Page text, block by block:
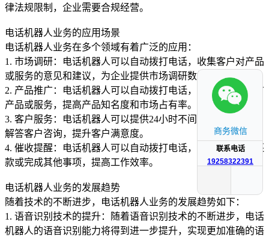
律法规限制，企业需要合规经营。
电话机器人业务的应用场景
电话机器人业务在多个领域有着广泛的应用：
1. 市场调研：电话机器人可以自动拨打电话，收集客户对产品
或服务的意见和建议，为企业提供市场调研数据。
2. 产品推广：电话机器人可以自动拨打电话，向潜在客户推广
产品或服务，提高产品知名度和市场占有率。
3. 客户服务：电话机器人可以提供24小时不间断的客户服务，
解答客户咨询，提升客户满意度。
4. 催收提醒：电话机器人可以自动拨打电话，提醒客户按时还
款或完成其他事项，提高工作效率。
电话机器人业务的发展趋势
随着技术的不断进步，电话机器人业务的发展趋势如下：
1. 语音识别技术的提升：随着语音识别技术的不断进步，电话
机器人的语音识别能力将得到进一步提升，实现更加准确的语
商务微信
联系电话
19258322391